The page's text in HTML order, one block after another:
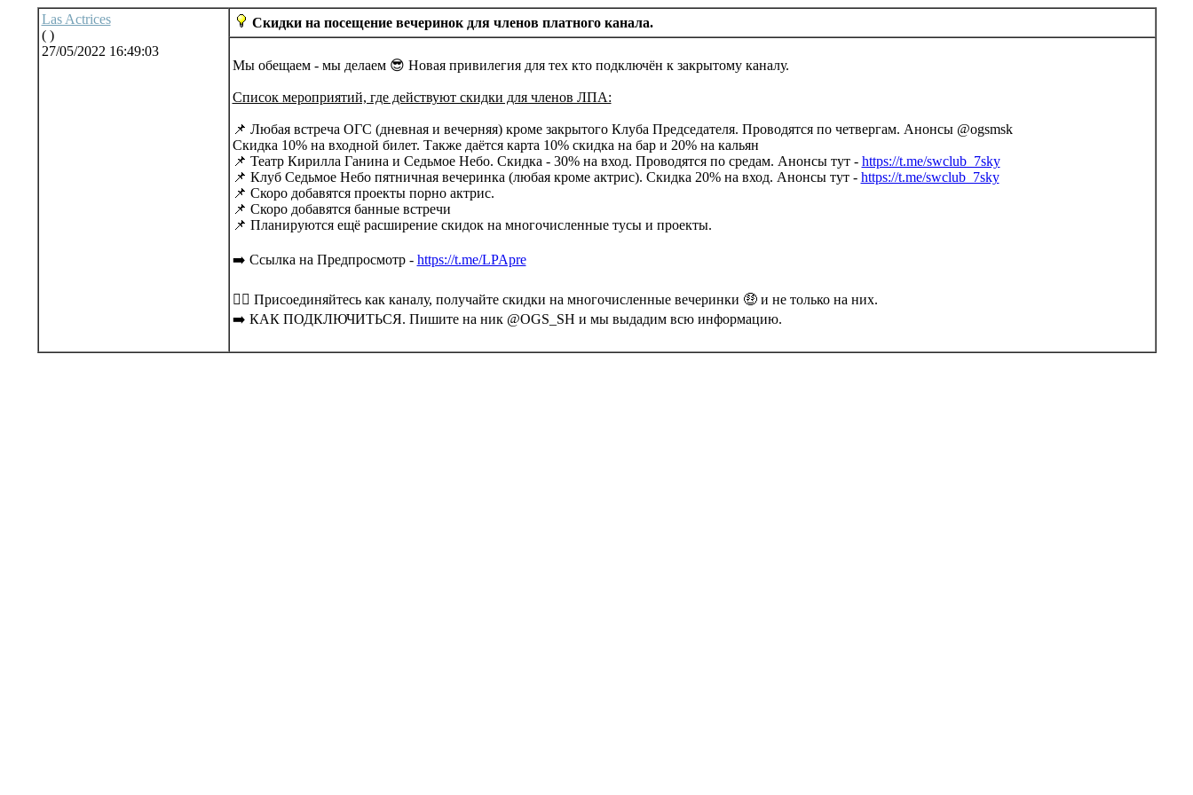
Las Actrices
( )
27/05/2022 16:49:03
Скидки на посещение вечеринок для членов платного канала.
Мы обещаем - мы делаем 😎 Новая привилегия для тех кто подключён к закрытому каналу.
Список мероприятий, где действуют скидки для членов ЛПА:
📌 Любая встреча ОГС (дневная и вечерняя) кроме закрытого Клуба Председателя. Проводятся по четвергам. Анонсы @ogsmsk
Скидка 10% на входной билет. Также даётся карта 10% скидка на бар и 20% на кальян
📌 Театр Кирилла Ганина и Седьмое Небо. Скидка - 30% на вход. Проводятся по средам. Анонсы тут - https://t.me/swclub_7sky
📌 Клуб Седьмое Небо пятничная вечеринка (любая кроме актрис). Скидка 20% на вход. Анонсы тут - https://t.me/swclub_7sky
📌 Скоро добавятся проекты порно актрис.
📌 Скоро добавятся банные встречи
📌 Планируются ещё расширение скидок на многочисленные тусы и проекты.
➡️ Ссылка на Предпросмотр - https://t.me/LPApre
✍🏻 Присоединяйтесь как каналу, получайте скидки на многочисленные вечеринки 🤑 и не только на них.
➡️ КАК ПОДКЛЮЧИТЬСЯ. Пишите на ник @OGS_SH и мы выдадим всю информацию.